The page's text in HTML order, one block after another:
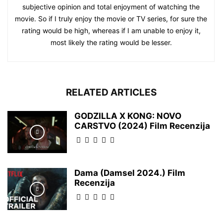
subjective opinion and total enjoyment of watching the
movie. So if I truly enjoy the movie or TV series, for sure the
rating would be high, whereas if I am unable to enjoy it,
most likely the rating would be lesser.
RELATED ARTICLES
GODZILLA X KONG: NOVO
CARSTVO (2024) Film Recenzija
Dama (Damsel 2024.) Film
Recenzija